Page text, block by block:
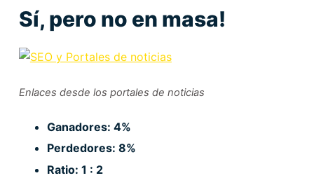
Sí, pero no en masa!
Enlaces desde los portales de noticias
Ganadores: 4%
Perdedores: 8%
Ratio: 1 : 2